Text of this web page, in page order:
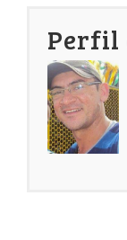
Perfil